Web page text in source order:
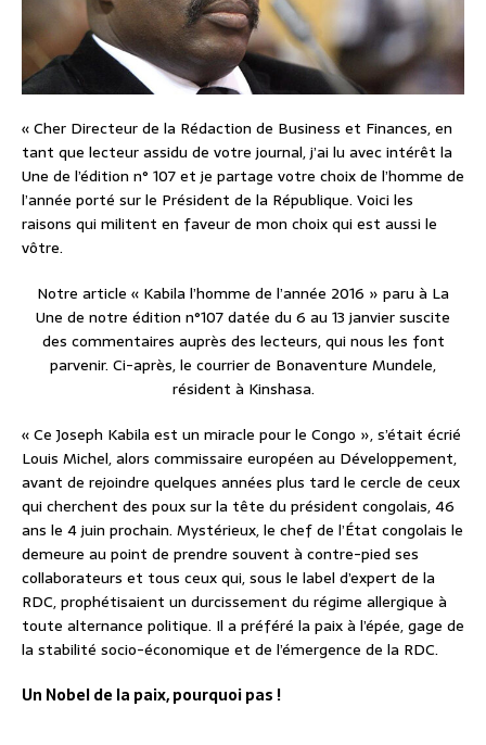
« Cher Directeur de la Rédaction de Business et Finances, en
tant que lecteur assidu de votre journal, j’ai lu avec intérêt la
Une de l’édition n° 107 et je partage votre choix de l’homme de
l’année porté sur le Président de la République. Voici les
raisons qui militent en faveur de mon choix qui est aussi le
vôtre.
Notre article « Kabila l’homme de l’année 2016 » paru à La
Une de notre édition n°107 datée du 6 au 13 janvier suscite
des commentaires auprès des lecteurs, qui nous les font
parvenir. Ci-après, le courrier de Bonaventure Mundele,
résident à Kinshasa.
« Ce Joseph Kabila est un miracle pour le Congo », s’était écrié
Louis Michel, alors commissaire européen au Développement,
avant de rejoindre quelques années plus tard le cercle de ceux
qui cherchent des poux sur la tête du président congolais, 46
ans le 4 juin prochain. Mystérieux, le chef de l’État congolais le
demeure au point de prendre souvent à contre-pied ses
collaborateurs et tous ceux qui, sous le label d’expert de la
RDC, prophétisaient un durcissement du régime allergique à
toute alternance politique. Il a préféré la paix à l’épée, gage de
la stabilité socio-économique et de l’émergence de la RDC.
Un Nobel de la paix, pourquoi pas !